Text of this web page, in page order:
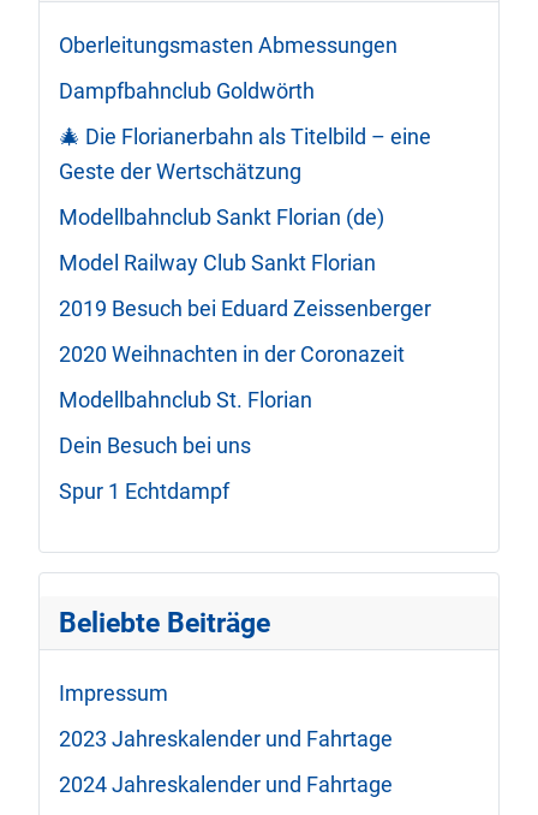
Oberleitungsmasten Abmessungen
Dampfbahnclub Goldwörth
🎄 Die Florianerbahn als Titelbild – eine
Geste der Wertschätzung
Modellbahnclub Sankt Florian (de)
Model Railway Club Sankt Florian
2019 Besuch bei Eduard Zeissenberger
2020 Weihnachten in der Coronazeit
Modellbahnclub St. Florian
Dein Besuch bei uns
Spur 1 Echtdampf
Beliebte Beiträge
Impressum
2023 Jahreskalender und Fahrtage
2024 Jahreskalender und Fahrtage